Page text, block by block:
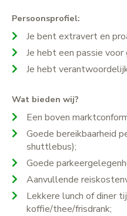
Persoonsprofiel:
Je bent extravert en
Je hebt een passie voor
Je hebt
Wat bieden wij?
Een boven
Goede bereikbaarheid
shuttlebus);
Goede
Aanvullende
Lekkere lunch of diner
koffie/thee/frisdrank;